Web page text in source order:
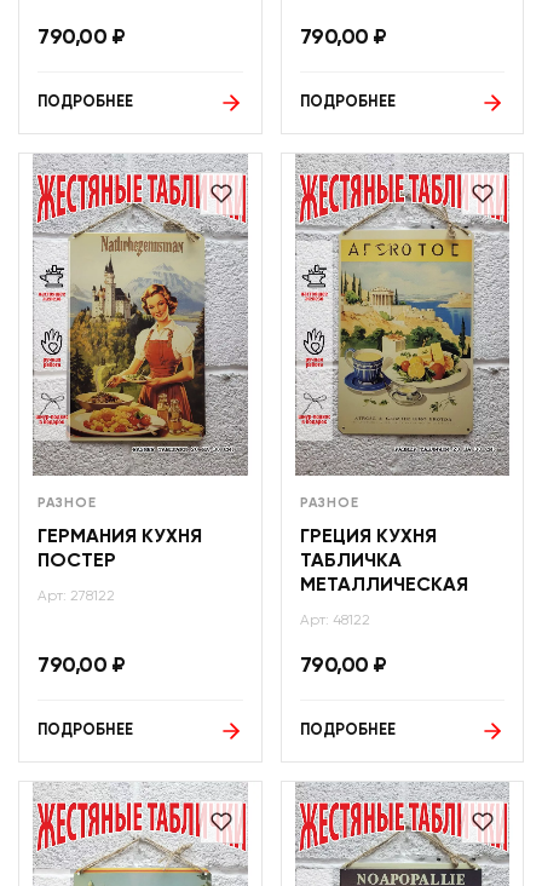
790,00 ₽
ПОДРОБНЕЕ
790,00 ₽
ПОДРОБНЕЕ
РАЗНОЕ
ГЕРМАНИЯ КУХНЯ
ПОСТЕР
Арт: 278122
790,00 ₽
ПОДРОБНЕЕ
РАЗНОЕ
ГРЕЦИЯ КУХНЯ
ТАБЛИЧКА
МЕТАЛЛИЧЕСКАЯ
Арт: 48122
790,00 ₽
ПОДРОБНЕЕ